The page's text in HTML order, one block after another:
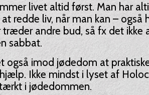
livet altid først. Man har
redde liv, når man kan – også
andre bud, så fx det ikke
sabbat.
også imod jødedom at
Ikke mindst i lyset af
i jødedommen.